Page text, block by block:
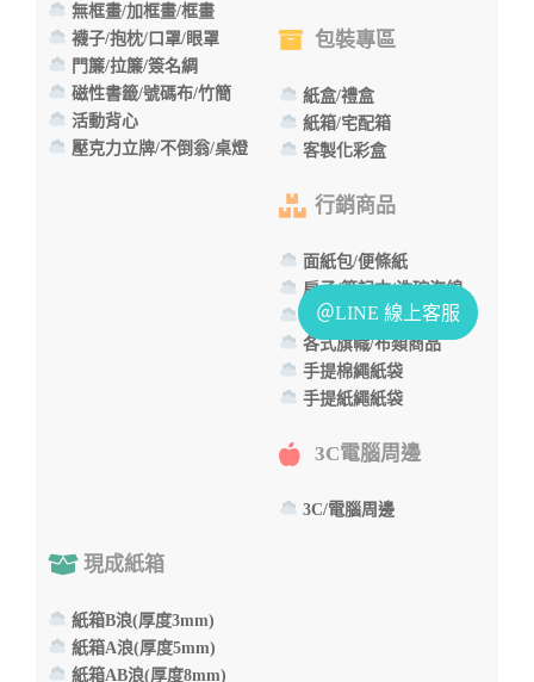
無框畫/加框畫/框畫
襪子/抱枕/口罩/眼罩
門簾/拉簾/簽名綢
磁性書籤/號碼布/竹簡
活動背心
壓克力立牌/不倒翁/桌燈
包裝專區
紙盒/禮盒
紙箱/宅配箱
客製化彩盒
行銷商品
面紙包/便條紙
扇子/筆記本/洗碗海綿
魔術方塊/時鐘/拼圖
各式旗幟/布類商品
手提棉繩紙袋
手提紙繩紙袋
3C電腦周邊
3C/電腦周邊
現成紙箱
紙箱B浪(厚度3mm)
紙箱A浪(厚度5mm)
紙箱AB浪(厚度8mm)